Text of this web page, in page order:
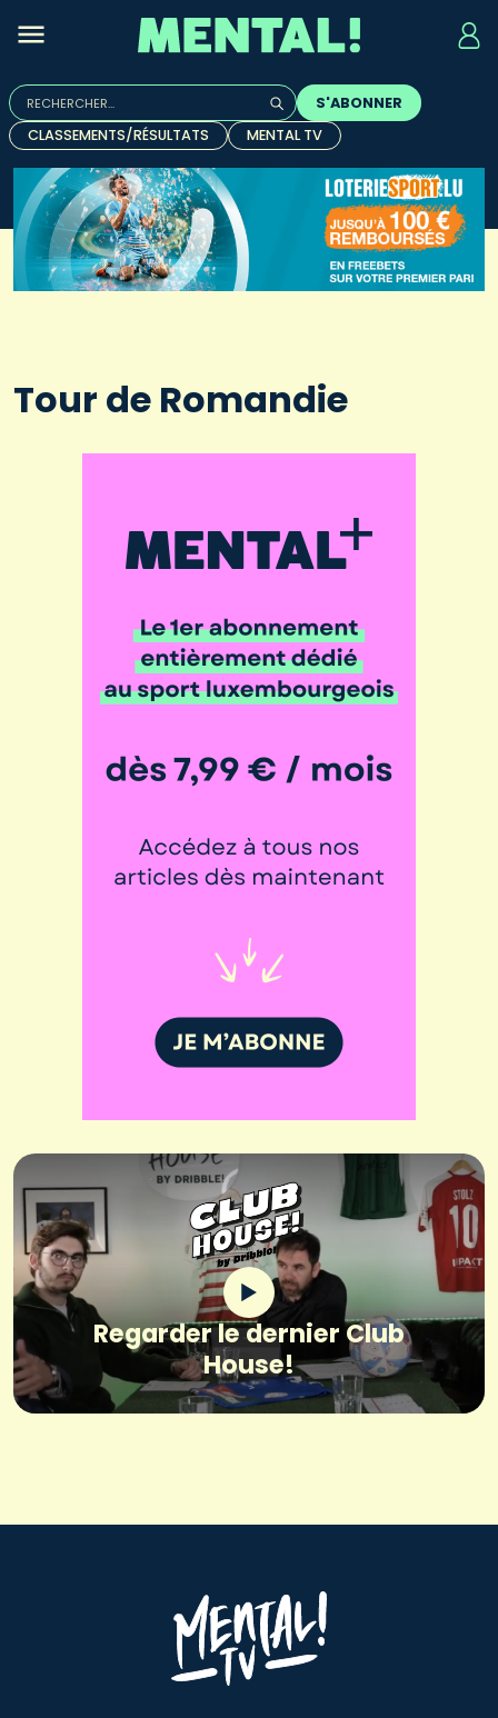
Rechercher :
Quand les résultats de l'auto-complétion sont
S'ABONNER
CLASSEMENTS/RÉSULTATS
MENTAL TV
Tour de Romandie
Regarder le dernier Club
House!